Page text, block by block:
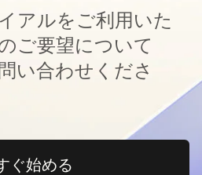
アルをご利用いた
ご要望について
い合わせくださ
ぐ始める
新しいタブで開く